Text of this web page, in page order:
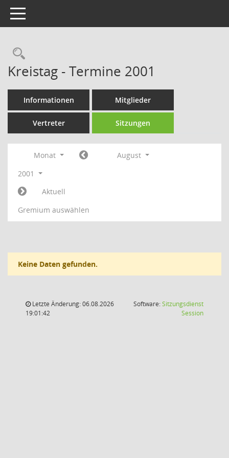
Toggle navigation
Rechercheauswahl
Kreistag - Termine 2001
Informationen Mitglieder
Vertreter Sitzungen
Monat
August
2001
Aktuell
Gremium auswählen
Keine Daten gefunden.
Letzte Änderung: 06.08.2026
19:01:42
Software:Sitzungsdienst
Session(Wird in